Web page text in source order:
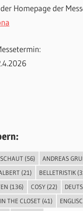
Homepage der
(56) ANDREAS
(21) BELLETRISTIK
(136) COSY (22)
THE CLOSET (41)